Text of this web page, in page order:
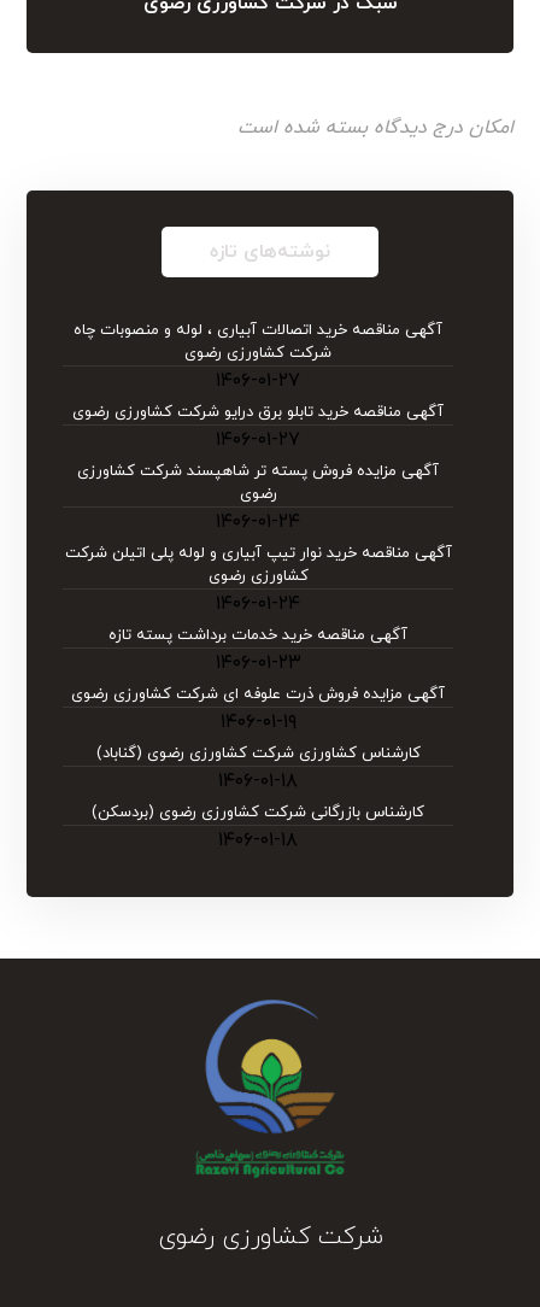
امکان درج دیدگاه بسته شده است
نوشته‌های تازه
آگهی مناقصه خرید اتصالات آبیاری ، لوله و منصوبات چاه
شرکت کشاورزی رضوی
۱۴۰۶-۰۱-۲۷
آگهی مناقصه خرید تابلو برق درایو شركت كشاورزی رضوی
۱۴۰۶-۰۱-۲۷
آگهی مزایده فروش پسته تر شاهپسند شرکت کشاورزی
رضوی
۱۴۰۶-۰۱-۲۴
آگهی مناقصه خرید نوار تیپ آبیاری و لوله پلی اتیلن شركت
كشاورزی رضوی
۱۴۰۶-۰۱-۲۴
آگهی مناقصه خرید خدمات برداشت پسته تازه
۱۴۰۶-۰۱-۲۳
آگهی مزایده فروش ذرت علوفه ای شرکت کشاورزی رضوی
۱۴۰۶-۰۱-۱۹
کارشناس کشاورزی شرکت کشاورزی رضوی (گناباد)
۱۴۰۶-۰۱-۱۸
کارشناس بازرگانی شرکت کشاورزی رضوی (بردسکن)
۱۴۰۶-۰۱-۱۸
شرکت کشاورزی رضوی